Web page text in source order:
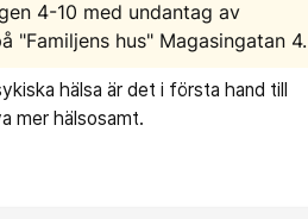
4-10 med undantag av
"Familjens hus" Magasingatan 4.
hälsa är det i första hand till
mer hälsosamt.